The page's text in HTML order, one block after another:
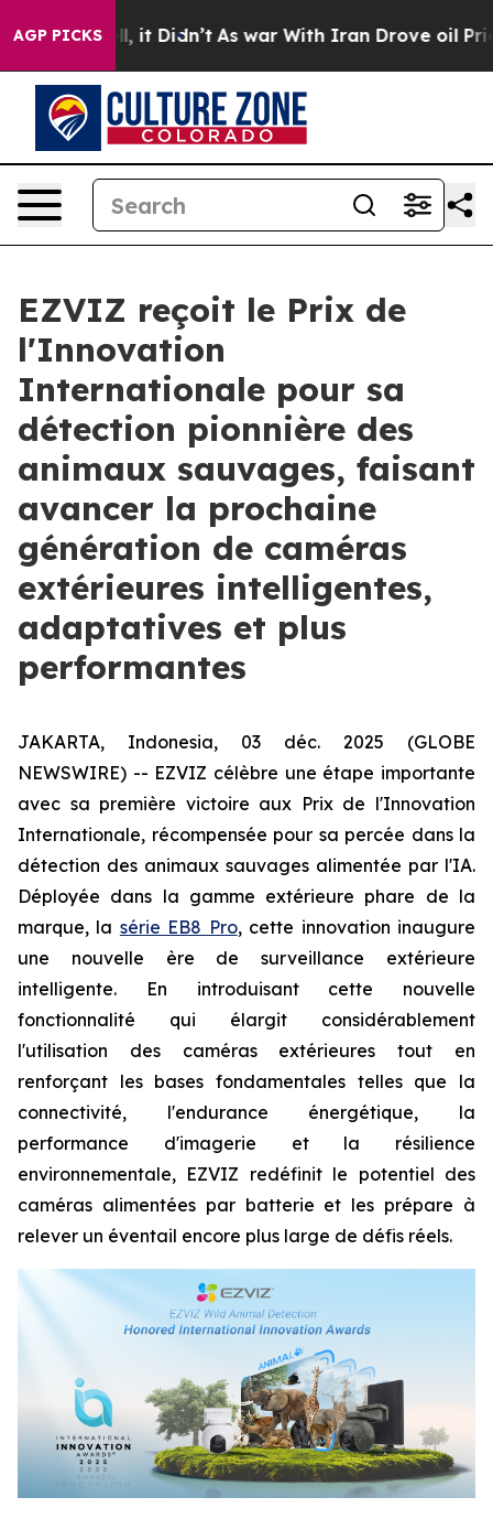
AGP PICKS
Well, it Didn’t As war With Iran Drove oil Prices
EZVIZ reçoit le Prix de
l'Innovation
Internationale pour sa
détection pionnière des
animaux sauvages, faisant
avancer la prochaine
génération de caméras
extérieures intelligentes,
adaptatives et plus
performantes
JAKARTA, Indonesia, 03 déc. 2025 (GLOBE
NEWSWIRE) -- EZVIZ célèbre une étape importante
avec sa première victoire aux Prix de l'Innovation
Internationale, récompensée pour sa percée dans la
détection des animaux sauvages alimentée par l'IA.
Déployée dans la gamme extérieure phare de la
marque, la série EB8 Pro, cette innovation inaugure
une nouvelle ère de surveillance extérieure
intelligente. En introduisant cette nouvelle
fonctionnalité qui élargit considérablement
l'utilisation des caméras extérieures tout en
renforçant les bases fondamentales telles que la
connectivité, l'endurance énergétique, la
performance d'imagerie et la résilience
environnementale, EZVIZ redéfinit le potentiel des
caméras alimentées par batterie et les prépare à
relever un éventail encore plus large de défis réels.